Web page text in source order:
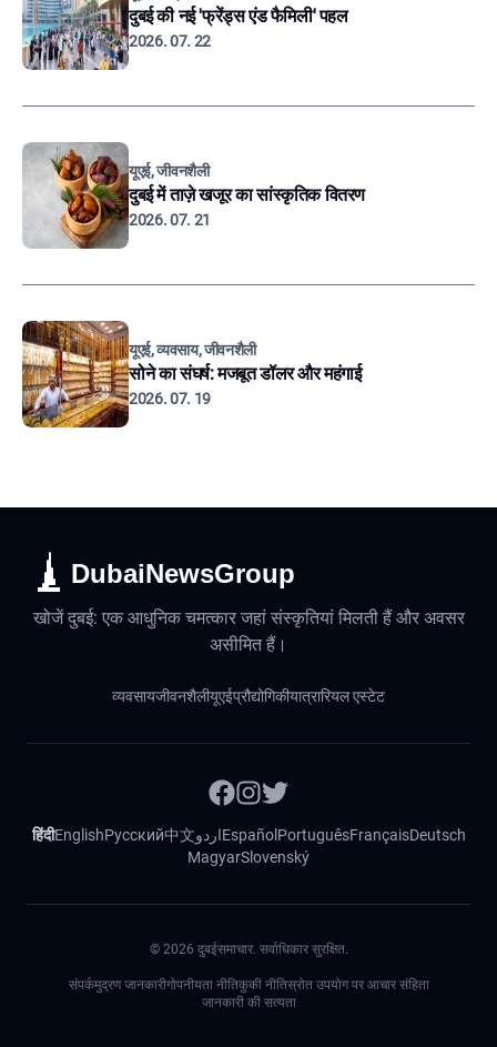
दुबई की नई 'फ्रेंड्स एंड फैमिली' पहल
2026. 07. 22
यूएई, जीवनशैली
दुबई में ताज़े खजूर का सांस्कृतिक वितरण
2026. 07. 21
यूएई, व्यवसाय, जीवनशैली
सोने का संघर्ष: मजबूत डॉलर और महंगाई
2026. 07. 19
DubaiNewsGroup
खोजें दुबई: एक आधुनिक चमत्कार जहां संस्कृतियां मिलती हैं और अवसर
असीमित हैं।
व्यवसायजीवनशैलीयूएईप्रौद्योगिकीयात्रारियल एस्टेट
हिंदीEnglishРусский中文اردوEspañol PortuguêsFrançaisDeutsch
MagyarSlovenský
© 2026 दुबईसमाचार. सर्वाधिकार सुरक्षित.
संपर्कमुद्रण जानकारीगोपनीयता नीतिकुकी नीतिस्रोत उपयोग पर आचार संहिता
जानकारी की सत्यता